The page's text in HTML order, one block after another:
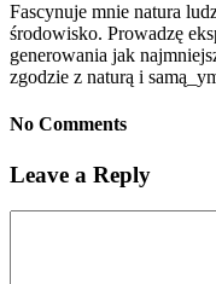
Fascynuje mnie natura
środowisko. Prowadzę
generowania jak
zgodzie z naturą i
No Comments
Leave a Reply